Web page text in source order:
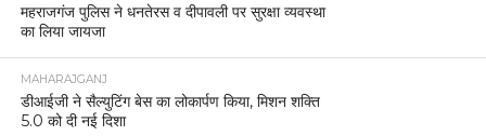
महराजगंज पुलिस ने धनतेरस व दीपावली पर सुरक्षा व्यवस्था
का लिया जायजा
MAHARAJGANJ
डीआईजी ने सैल्युटिंग बेस का लोकार्पण किया, मिशन शक्ति
5.0 को दी नई दिशा